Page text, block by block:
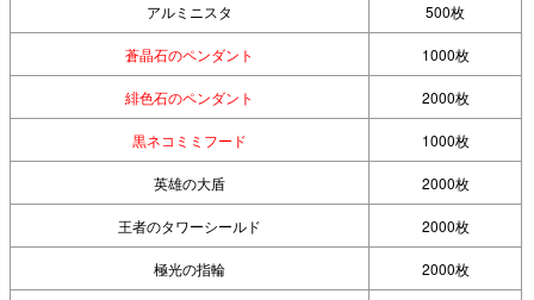
アルミニスタ 500枚
蒼晶石のペンダント 1000枚
緋色石のペンダント 2000枚
黒ネコミミフード 1000枚
英雄の大盾 2000枚
王者のタワーシールド 2000枚
極光の指輪 2000枚